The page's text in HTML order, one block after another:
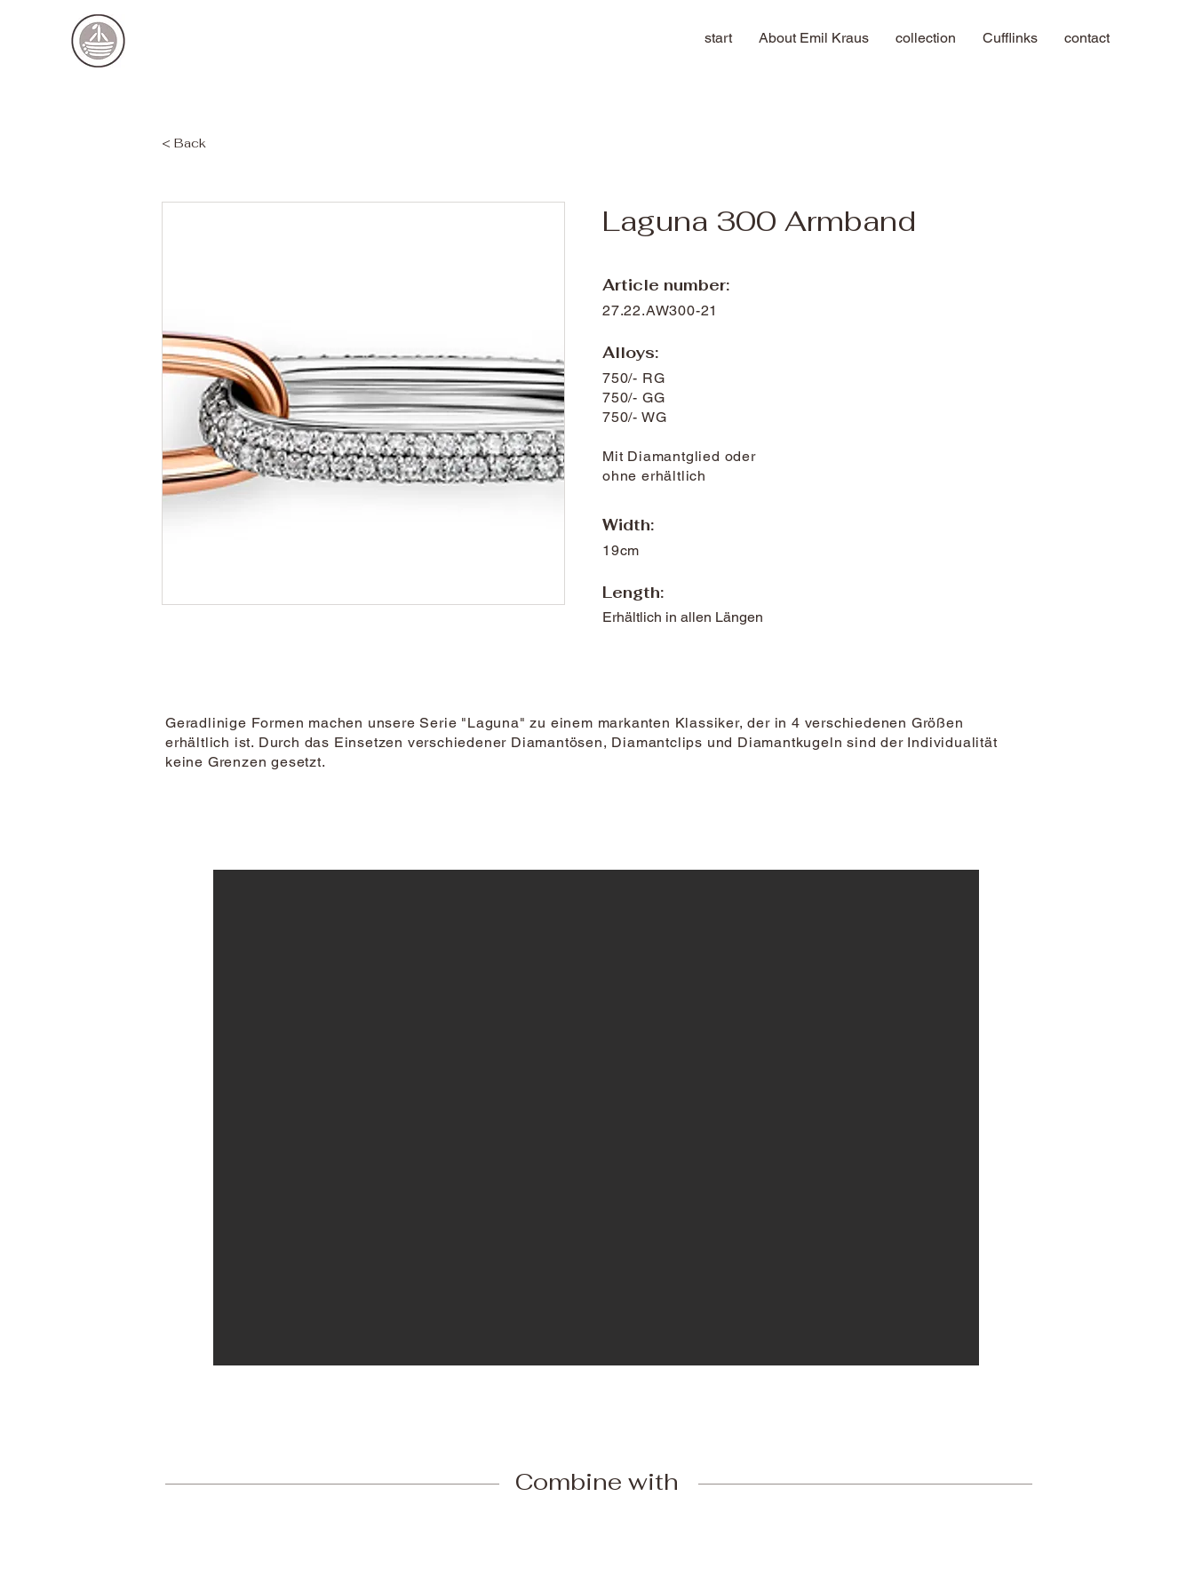
start About Emil Kraus collection Cufflinks contact
Geradlinige Formen machen unsere Serie "Laguna" zu einem markanten Klassiker, der in 4 verschiedenen Größen
erhältlich ist. Durch das Einsetzen verschiedener Diamantösen, Diamantclips und Diamantkugeln sind der Individualität
keine Grenzen gesetzt.
< Back
Laguna 300 Armband
Article number:
27.22.AW300-21
Alloys:
750/- RG
750/- GG
750/- WG
Mit Diamantglied oder
ohne erhältlich
Width:
19cm
Length:
Erhältlich in allen Längen
Combine with